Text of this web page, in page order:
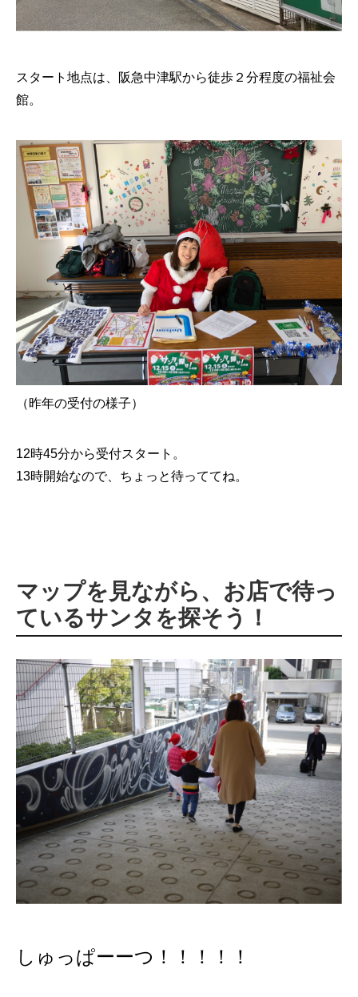
スタート地点は、阪急中津駅から徒歩２分程度の福祉会
館。
（昨年の受付の様子）
12時45分から受付スタート。
13時開始なので、ちょっと待っててね。
マップを見ながら、お店で待っ
ているサンタを探そう！
しゅっぱーーつ！！！！！